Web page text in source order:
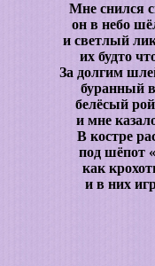
Мне снился
он в небо
и светлый
их будто
За долгим
буранный
белёсый
и мне
В костре
под шёпот
как
и в них